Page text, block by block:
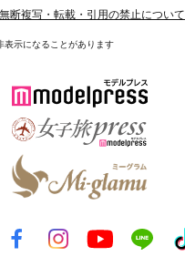
断複写・転載・引用の禁止について
示になることがあります